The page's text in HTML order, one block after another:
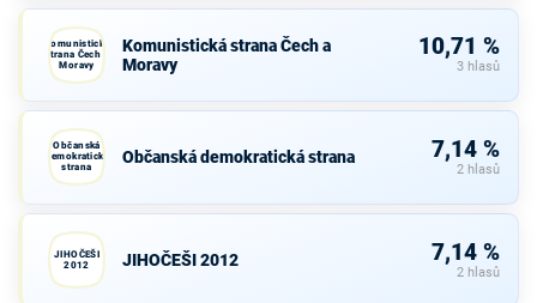
Komunistická
strana Čech a
Moravy
Komunistická strana Čech a
Moravy
10,71 %
3 hlasů
Občanská
demokratická
strana
Občanská demokratická strana 7,14 %
2 hlasů
JIHOČEŠI
2012
JIHOČEŠI 2012 7,14 %
2 hlasů